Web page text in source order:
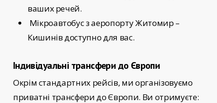
ваших речей.
Мікроавтобус з аеропорту Житомир –
Кишинів доступно для вас.
Індивідуальні трансфери до Європи
Окрім стандартних рейсів, ми організовуємо
приватні трансфери до Європи. Ви отримуєте: